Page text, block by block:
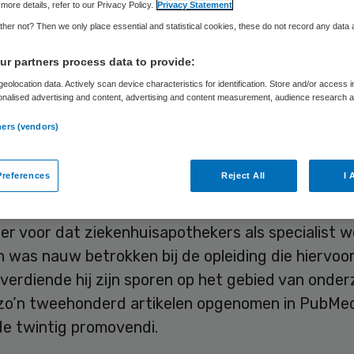
Skipr Redactie 24 november 2015,09:53
Chiel Hekster is afgelopen woensdag op 68-
Hij leed aan slokdarmkanker. In oktober
een zilveren erepenning van de KNMP voor
van 1998 tot 2010 verbonden aan het
voor dat ziekenhuisapothekers als specialist
was nauw betrokken bij de opleiding die
hij zijn sporen op het gebied van
tweehonderd artikelen opgenomen in
twintig promovendi.
details, refer to our Privacy Policy. Privacy Statement
not? Then we only place essential and statistical cookies, these do not record any data
partners process data to provide:
data. Actively scan device characteristics for identification. Store and/or access
advertising and content, advertising and content measurement, audience research
(vendors)
Reject All I